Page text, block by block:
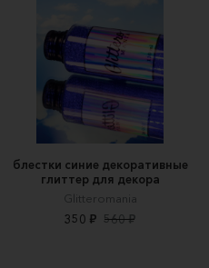
блестки синие декоративные
глиттер для декора
Glitteromania
350 ₽ 560 ₽